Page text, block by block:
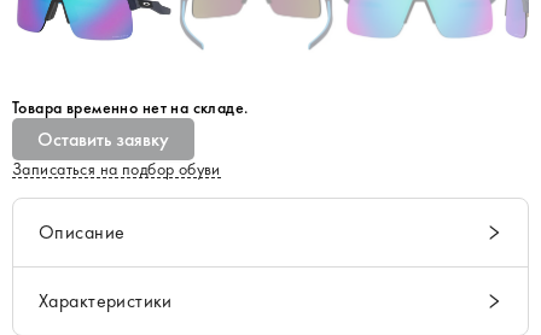
Товара временно нет на складе.
Оставить заявку
Записаться на подбор обуви
Описание
Характеристики